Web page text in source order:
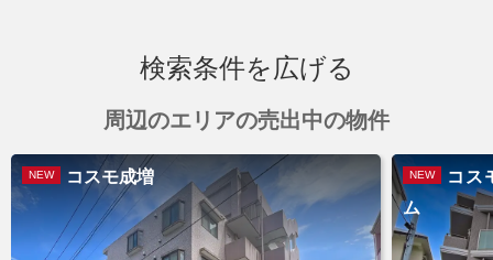
検索条件を広げる
周辺のエリアの売出中の物件
NEW コスモ成増 NEW
コス
ム